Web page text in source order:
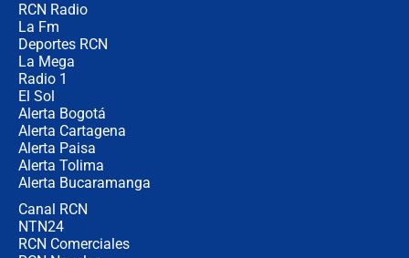
RCN Radio
La Fm
Deportes RCN
La Mega
Radio 1
El Sol
Alerta Bogotá
Alerta Cartagena
Alerta Paisa
Alerta Tolima
Alerta Bucaramanga
Canal RCN
NTN24
RCN Comerciales